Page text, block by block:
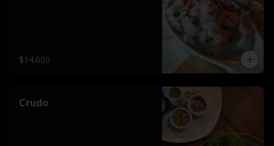
$14.600
Crudo